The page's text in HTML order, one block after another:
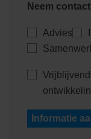
Neem
Advies
Informatie